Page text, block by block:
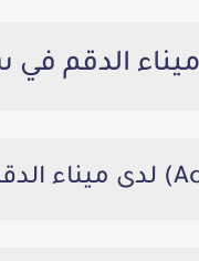
الدقم